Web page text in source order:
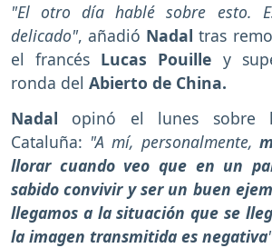
"El otro día hablé sobre esto.
delicado", añadió Nadal tras
el francés Lucas Pouille y
ronda del Abierto de China.
Nadal opinó el lunes sobre
Cataluña: "A mí, personalmente,
llorar cuando veo que en un
sabido convivir y ser un buen
llegamos a la situación que se
la imagen transmitida es negativa